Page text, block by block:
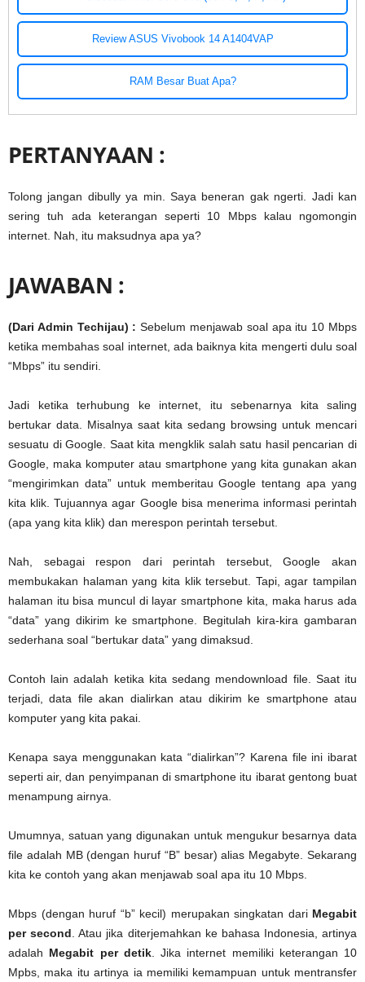
Review ASUS Vivobook 14 A1404VAP
RAM Besar Buat Apa?
PERTANYAAN :
Tolong jangan dibully ya min. Saya beneran gak ngerti. Jadi kan
sering tuh ada keterangan seperti 10 Mbps kalau ngomongin
internet. Nah, itu maksudnya apa ya?
JAWABAN :
(Dari Admin Techijau) : Sebelum menjawab soal apa itu 10 Mbps
ketika membahas soal internet, ada baiknya kita mengerti dulu soal
“Mbps” itu sendiri.
Jadi ketika terhubung ke internet, itu sebenarnya kita saling
bertukar data. Misalnya saat kita sedang browsing untuk mencari
sesuatu di Google. Saat kita mengklik salah satu hasil pencarian di
Google, maka komputer atau smartphone yang kita gunakan akan
“mengirimkan data” untuk memberitau Google tentang apa yang
kita klik. Tujuannya agar Google bisa menerima informasi perintah
(apa yang kita klik) dan merespon perintah tersebut.
Nah, sebagai respon dari perintah tersebut, Google akan
membukakan halaman yang kita klik tersebut. Tapi, agar tampilan
halaman itu bisa muncul di layar smartphone kita, maka harus ada
“data” yang dikirim ke smartphone. Begitulah kira-kira gambaran
sederhana soal “bertukar data” yang dimaksud.
Contoh lain adalah ketika kita sedang mendownload file. Saat itu
terjadi, data file akan dialirkan atau dikirim ke smartphone atau
komputer yang kita pakai.
Kenapa saya menggunakan kata “dialirkan”? Karena file ini ibarat
seperti air, dan penyimpanan di smartphone itu ibarat gentong buat
menampung airnya.
Umumnya, satuan yang digunakan untuk mengukur besarnya data
file adalah MB (dengan huruf “B” besar) alias Megabyte. Sekarang
kita ke contoh yang akan menjawab soal apa itu 10 Mbps.
Mbps (dengan huruf “b” kecil) merupakan singkatan dari Megabit
per second . Atau jika diterjemahkan ke bahasa Indonesia, artinya
adalah Megabit per detik. Jika internet memiliki keterangan 10
Mpbs, maka itu artinya ia memiliki kemampuan untuk mentransfer